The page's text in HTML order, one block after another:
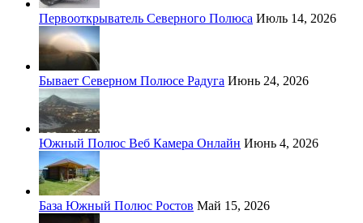
Первооткрыватель Северного Полюса Июль 14, 2026
Бывает Северном Полюсе Радуга Июнь 24, 2026
Южный Полюс Веб Камера Онлайн Июнь 4, 2026
База Южный Полюс Ростов Май 15, 2026